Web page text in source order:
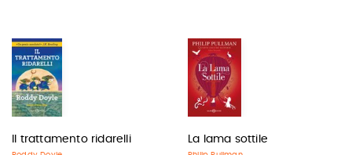
Il trattamento ridarelli La lama sottile